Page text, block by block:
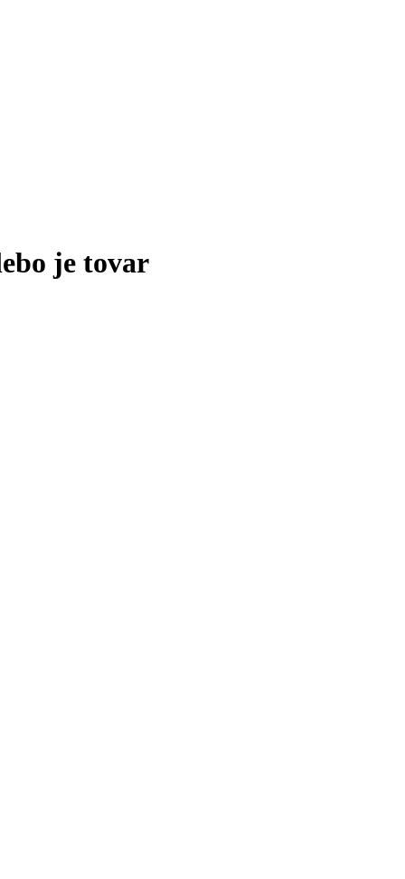
je tovar